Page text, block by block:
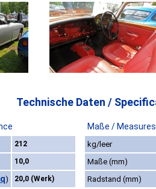
Technische Daten /
Maße / Measures
212 kg/leer
10,0 Maße (mm)
) 20,0 (Werk) Radstand (mm)